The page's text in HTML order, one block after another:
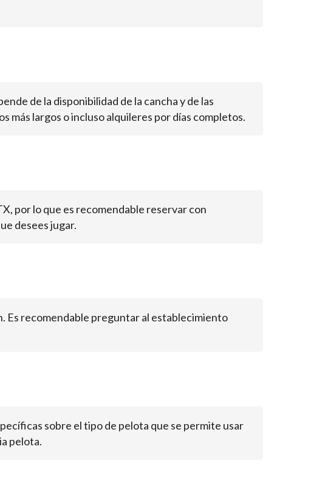
de la disponibilidad de la cancha y de las
largos o incluso alquileres por días completos.
por lo que es recomendable reservar con
desees jugar.
Es recomendable preguntar al establecimiento
sobre el tipo de pelota que se permite usar
pelota.